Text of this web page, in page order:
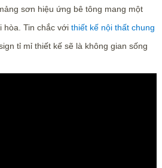
sơn hiệu ứng bê tông mang một
hòa. Tin chắc với thiết kế nội thất chung
tỉ mỉ thiết kế sẽ là không gian sống